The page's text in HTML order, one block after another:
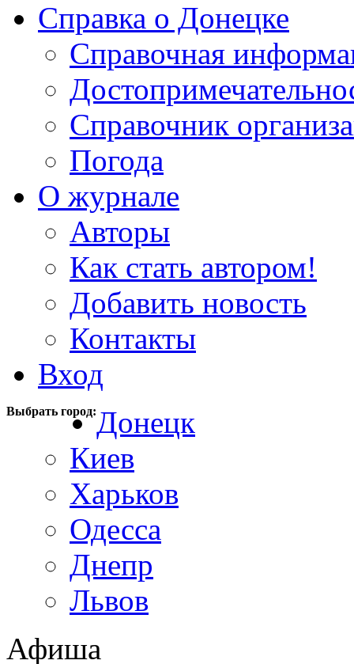
Справка о Донецке
Справочная
Справочник
Погода
О журнале
Авторы
Как стать автором!
Добавить новость
Контакты
Вход
Выбрать город:Донецк
Киев
Харьков
Одесса
Днепр
Львов
Афиша